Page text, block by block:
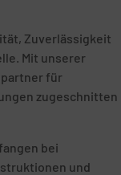
Zuverlässigkeit
Mit unserer
für
zugeschnitten
bei
und